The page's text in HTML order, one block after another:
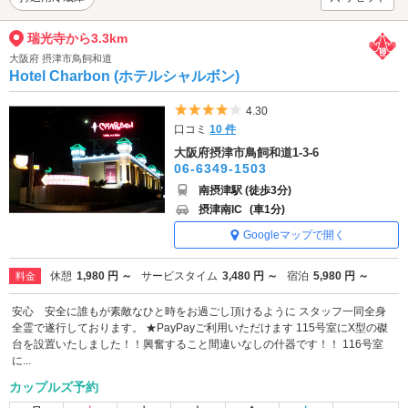
瑞光寺から3.3km
大阪府 摂津市鳥飼和道
Hotel Charbon (ホテルシャルボン)
5つ星のうち4
4.30
口コミ10 件
大阪府摂津市鳥飼和道1-3-6
06-6349-1503
南摂津駅 (徒歩3分)
摂津南IC (車1分)
Googleマップで開く
料金 休憩 1,980 円 ～ サービスタイム 3,480 円 ～ 宿泊 5,980 円 ～
安心 安全に誰もが素敵なひと時をお過ごし頂けるように スタッフ一同全身
全霊で遂行しております。 ★PayPayご利用いただけます 115号室にX型の磔
台を設置いたしました！！興奮すること間違いなしの什器です！！ 116号室
に...
カップルズ予約